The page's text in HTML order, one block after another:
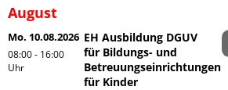
August
Mo. 10.08.2026
08:00 - 16:00
Uhr
EH Ausbildung DGUV
für Bildungs- und
Betreuungseinrichtungen
für Kinder